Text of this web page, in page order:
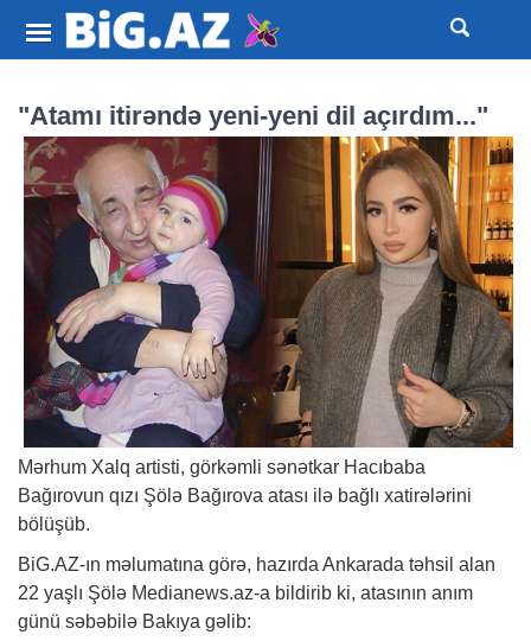
"Atamı itirəndə yeni-yeni dil açırdım..."
Mərhum Xalq artisti, görkəmli sənətkar Hacıbaba
Bağırovun qızı Şölə Bağırova atası ilə bağlı xatirələrini
bölüşüb.
BiG.AZ-ın məlumatına görə, hazırda Ankarada təhsil alan
22 yaşlı Şölə Medianews.az-a bildirib ki, atasının anım
günü səbəbilə Bakıya gəlib: